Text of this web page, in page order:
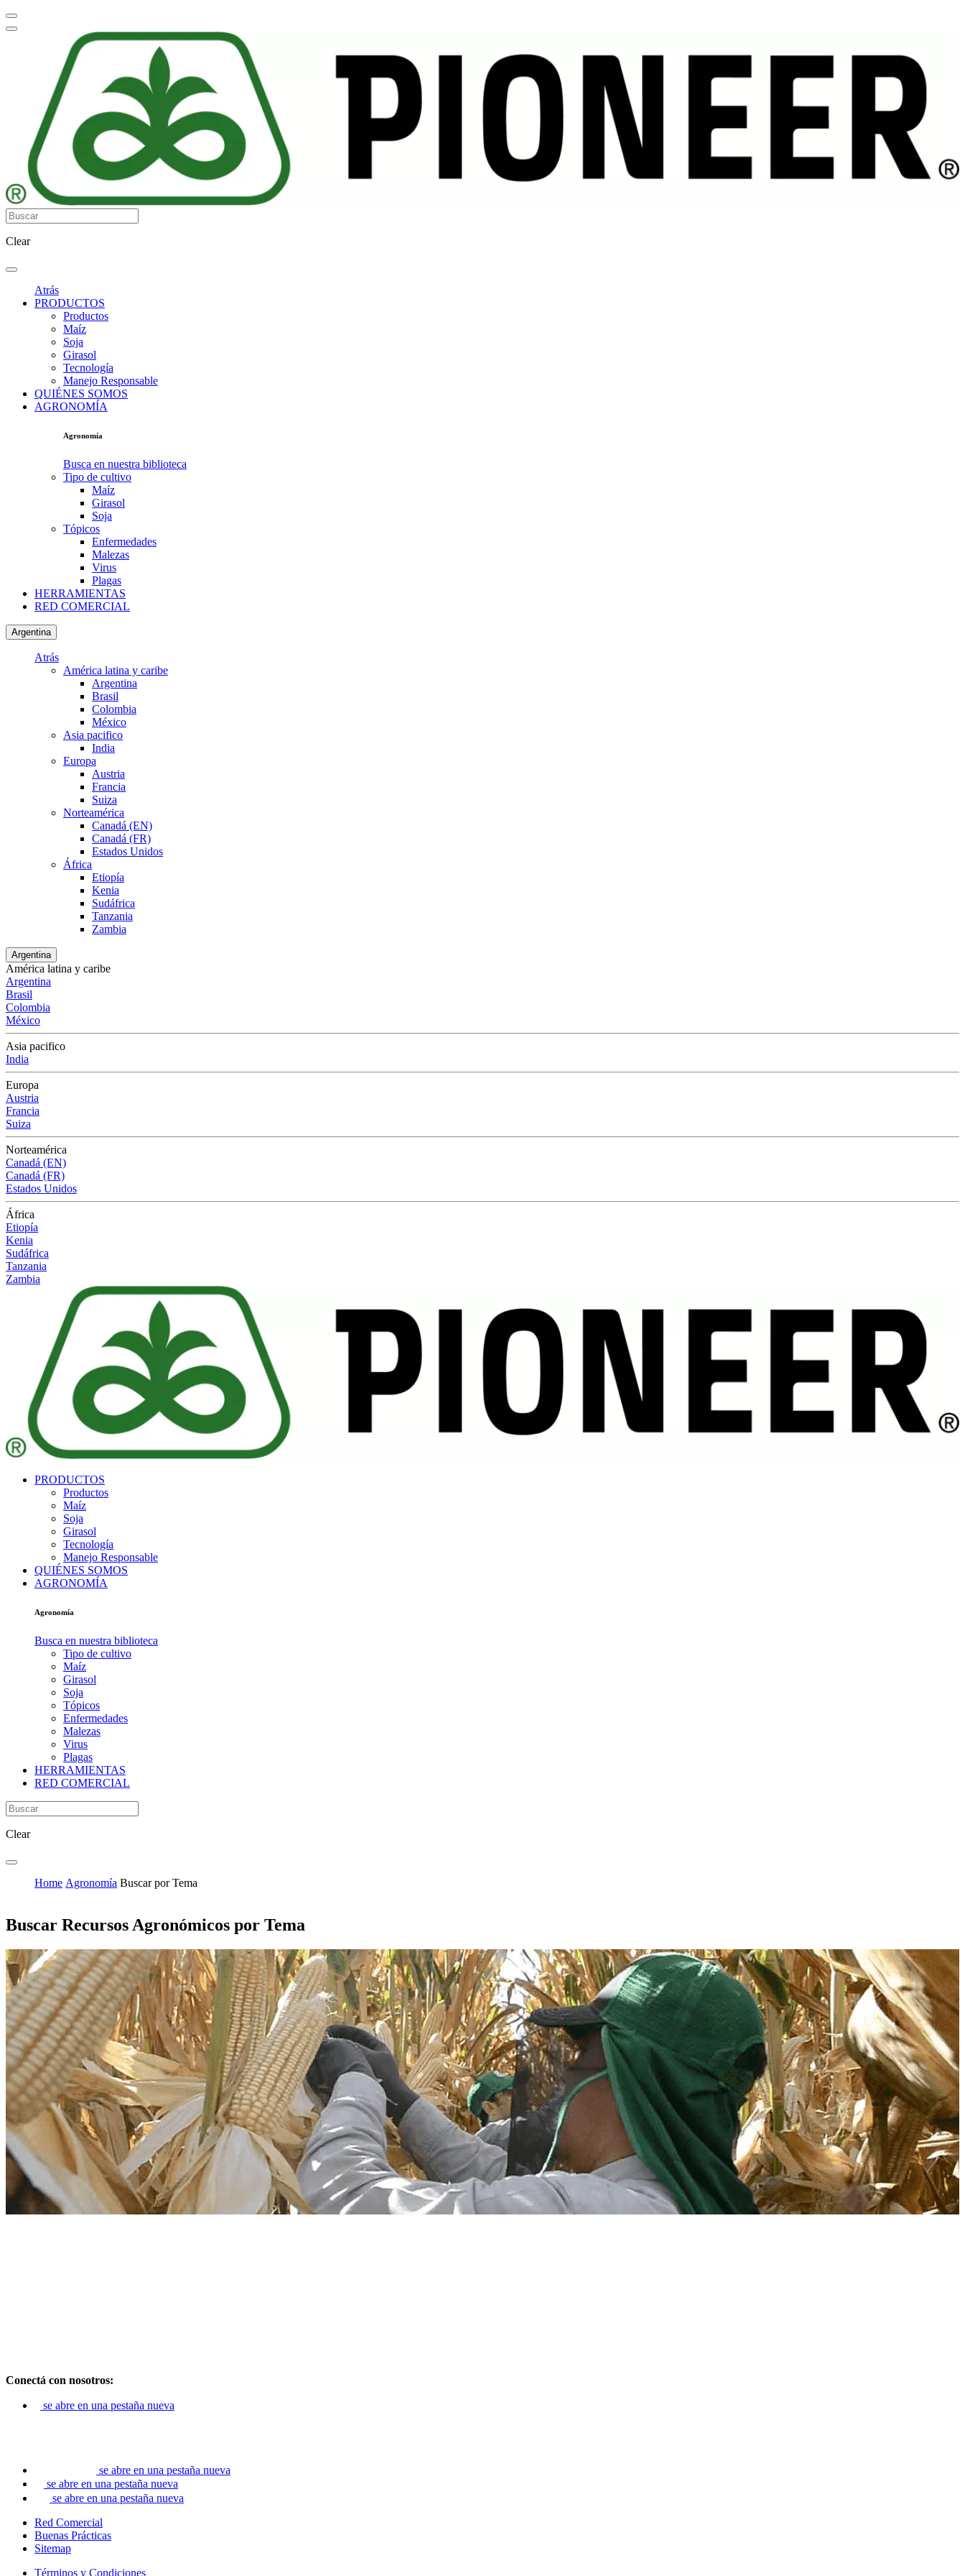
Clear
Atrás
PRODUCTOS
Productos
Maíz
Soja
Girasol
Tecnología
Manejo Responsable
QUIÉNES SOMOS
AGRONOMÍA
Agronomía
Busca en nuestra biblioteca
Tipo de cultivo
Maíz
Girasol
Soja
Tópicos
Enfermedades
Malezas
Virus
Plagas
HERRAMIENTAS
RED COMERCIAL
Argentina
Atrás
América latina y caribe
Argentina
Brasil
Colombia
México
Asia pacifico
India
Europa
Austria
Francia
Suiza
Norteamérica
Canadá (EN)
Canadá (FR)
Estados Unidos
África
Etiopía
Kenia
Sudáfrica
Tanzania
Zambia
Argentina
América latina y caribe
Argentina
Brasil
Colombia
México
Asia pacifico
India
Europa
Austria
Francia
Suiza
Norteamérica
Canadá (EN)
Canadá (FR)
Estados Unidos
África
Etiopía
Kenia
Sudáfrica
Tanzania
Zambia
PRODUCTOS
Productos
Maíz
Soja
Girasol
Tecnología
Manejo Responsable
QUIÉNES SOMOS
AGRONOMÍA
Agronomía
Busca en nuestra biblioteca
Tipo de cultivo
Maíz
Girasol
Soja
Tópicos
Enfermedades
Malezas
Virus
Plagas
HERRAMIENTAS
RED COMERCIAL
Clear
Home Agronomía Buscar por Tema
Buscar Recursos Agronómicos por Tema
Conectá con nosotros:
se abre en una pestaña nueva
se abre en una pestaña nueva
se abre en una pestaña nueva
se abre en una pestaña nueva
Red Comercial
Buenas Prácticas
Sitemap
Términos y Condiciones